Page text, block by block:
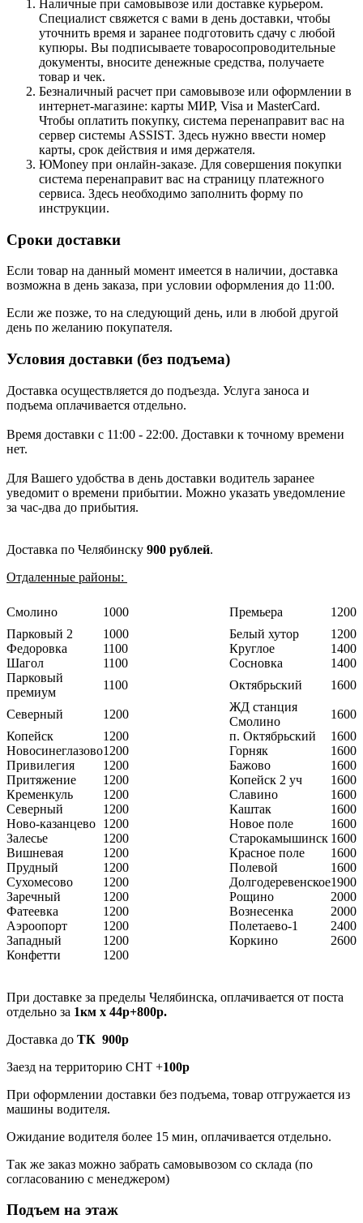
Наличные при самовывозе или доставке курьером.
Специалист свяжется с вами в день доставки, чтобы
уточнить время и заранее подготовить сдачу с любой
купюры. Вы подписываете товаросопроводительные
документы, вносите денежные средства, получаете
товар и чек.
Безналичный расчет при самовывозе или оформлении в
интернет-магазине: карты МИР, Visa и MasterCard.
Чтобы оплатить покупку, система перенаправит вас на
сервер системы ASSIST. Здесь нужно ввести номер
карты, срок действия и имя держателя.
ЮMoney при онлайн-заказе. Для совершения покупки
система перенаправит вас на страницу платежного
сервиса. Здесь необходимо заполнить форму по
инструкции.
Сроки доставки
Если товар на данный момент имеется в наличии, доставка
возможна в день заказа, при условии оформления до 11:00.
Если же позже, то на следующий день, или в любой другой
день по желанию покупателя.
Условия доставки (без подъема)
Доставка осуществляется до подъезда. Услуга заноса и
подъема оплачивается отдельно.
Время доставки с 11:00 - 22:00. Доставки к точному времени
нет.
Для Вашего удобства в день доставки водитель заранее
уведомит о времени прибытии. Можно указать уведомление
за час-два до прибытия.
Доставка по Челябинску 900 рублей.
Отдаленные районы:
Смолино 1000 Премьера
1200
Парковый 2
1000 Белый хутор
1200
Федоровка
1100 Круглое
1400
Шагол
1100 Сосновка
1400
Парковый
премиум
1100 Октябрьский 1600
Северный 1200
ЖД станция
Смолино
1600
Копейск
1200 п. Октябрьский
1600
Новосинеглазово1200 Горняк
1600
Привилегия
1200 Бажово
1600
Притяжение
1200 Копейск 2 уч
1600
Кременкуль
1200 Славино
1600
Северный
1200 Каштак
1600
Ново-казанцево 1200 Новое поле
1600
Залесье
1200 Старокамышинск 1600
Вишневая
1200 Красное поле
1600
Прудный
1200 Полевой
1600
Сухомесово
1200 Долгодеревенское1900
Заречный
1200 Рощино
2000
Фатеевка
1200 Вознесенка
2000
Аэроопорт
1200 Полетаево-1
2400
Западный
1200 Коркино
2600
Конфетти
1200
При доставке за пределы Челябинска, оплачивается от поста
отдельно за 1км х 44р+800р.
Доставка до ТК 900р
Заезд на территорию СНТ +100р
При оформлении доставки без подъема, товар отгружается из
машины водителя.
Ожидание водителя более 15 мин, оплачивается отдельно.
Так же заказ можно забрать самовывозом со склада (по
согласованию с менеджером)
Подъем на этаж